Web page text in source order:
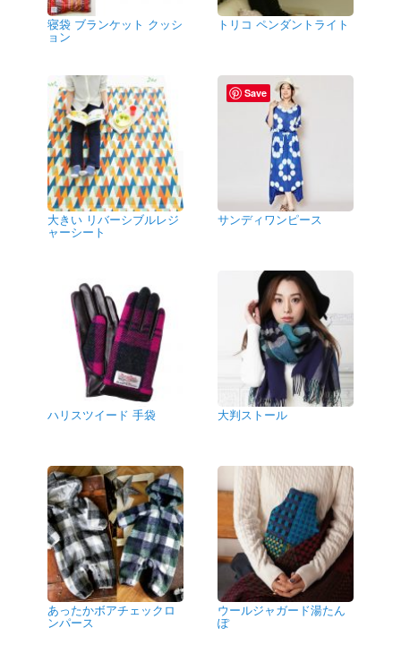
寝袋 ブランケット クッシ
ョン
トリコ ペンダントライト
大きい リバーシブルレジ
ャーシート
サンディワンピース
ハリスツイード 手袋 大判ストール
あったかボアチェックロ
ンパース
ウールジャガード湯たん
ぽ
Save